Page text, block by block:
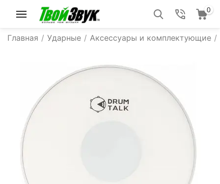
0
Главная / Ударные / Аксессуары и комплектующие /